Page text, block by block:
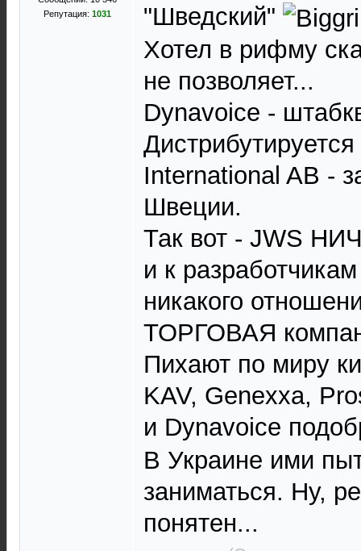
Репутация: 1031
"Шведский"
Хотел в рифму
не позволяет...
Dynavoice -
International AB -
Швеции.
Так вот - JWS
и к
никакого
ТОРГОВАЯ
Пихают по миру
KAV, Genexxa,
и Dynavoice
В Украине ими
заниматься. Ну,
понятен...